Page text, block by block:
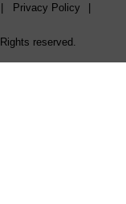
Privacy Policy
Rights reserved.